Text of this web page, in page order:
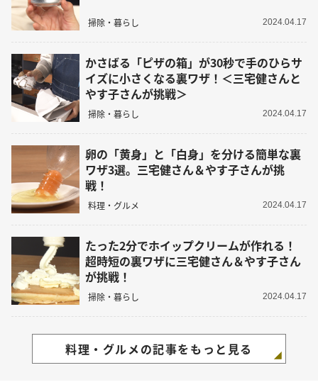
掃除・暮らし 2024.04.17
かさばる「ピザの箱」が30秒で手のひらサ
イズに小さくなる裏ワザ！＜三宅健さんと
やす子さんが挑戦＞
掃除・暮らし 2024.04.17
卵の「黄身」と「白身」を分ける簡単な裏
ワザ3選。三宅健さん＆やす子さんが挑
戦！
料理・グルメ 2024.04.17
たった2分でホイップクリームが作れる！
超時短の裏ワザに三宅健さん＆やす子さん
が挑戦！
掃除・暮らし 2024.04.17
料理・グルメの記事をもっと見る